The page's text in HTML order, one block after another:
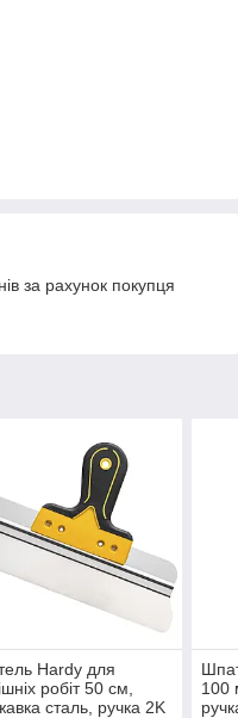
за рахунок покупця
Hardy для
робіт 50 см,
сталь, ручка 2K
100